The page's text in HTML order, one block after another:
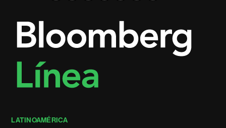
LATINOAMÉRICA